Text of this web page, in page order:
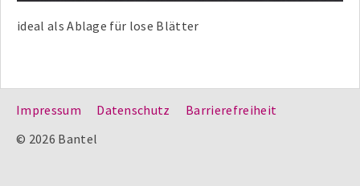
ideal als Ablage für lose Blätter
Impressum Datenschutz
Barrierefreiheit
© 2026 Bantel